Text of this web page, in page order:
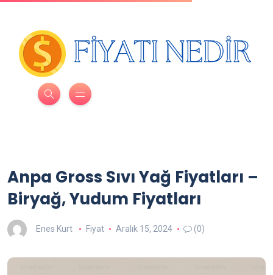
Anpa Gross Sıvı Yağ Fiyatları –
Biryağ, Yudum Fiyatları
Enes Kurt Fiyat Aralık 15, 2024 (0)